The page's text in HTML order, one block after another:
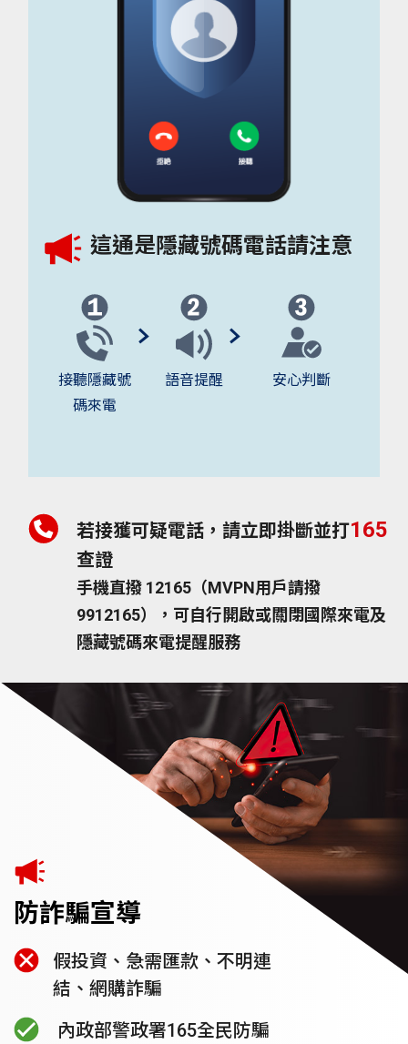
這通是隱藏號碼電話請注意
接聽隱藏號
碼來電
語音提醒 安心判斷
若接獲可疑電話，請立即掛斷並打165
查證
手機直撥 12165（MVPN用戶請撥
9912165），可自行開啟或關閉國際來電及
隱藏號碼來電提醒服務
防詐騙宣導
假投資、急需匯款、不明連
結、網購詐騙
內政部警政署165全民防騙